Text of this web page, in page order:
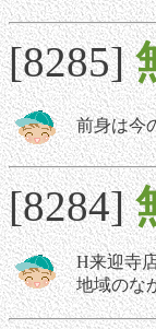
[8285]
前身は今
[8284]
H来迎寺
地域のな